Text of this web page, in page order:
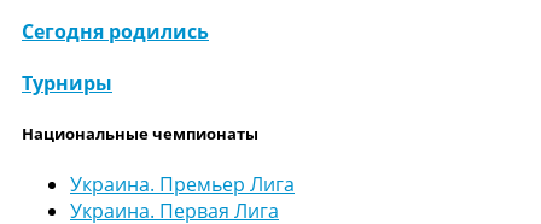
Сегодня родились
Турниры
Национальные чемпионаты
Украина. Премьер Лига
Украина. Первая Лига